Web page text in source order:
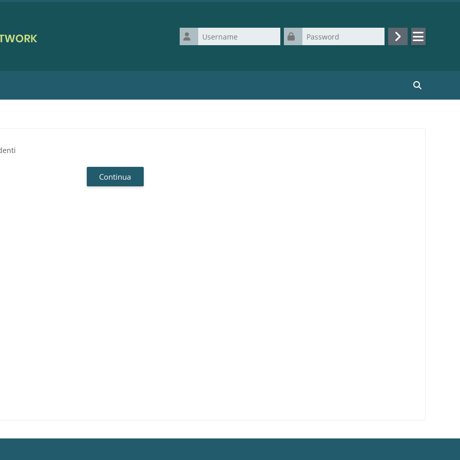
Username
Password
Login
Cerca corsi
Continua